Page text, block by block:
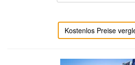
Kostenlos Preise